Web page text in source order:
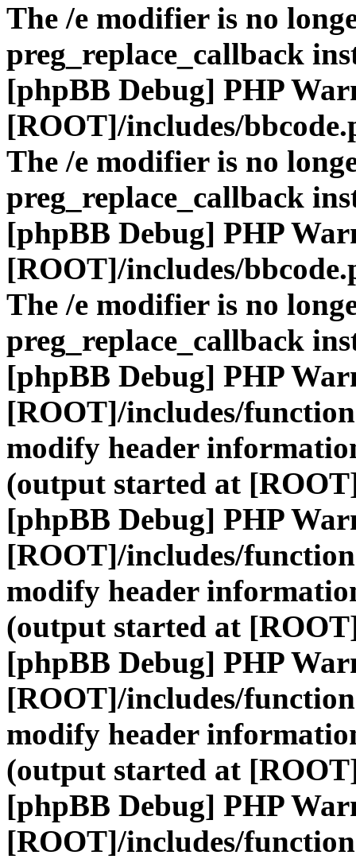
The /e modifier is no
preg_replace_callback
[phpBB Debug] PHP
[ROOT]/includes/
The /e modifier is no
preg_replace_callback
[phpBB Debug] PHP
[ROOT]/includes/
The /e modifier is no
preg_replace_callback
[phpBB Debug] PHP
[ROOT]/includes/
modify header
(output started at
[phpBB Debug] PHP
[ROOT]/includes/
modify header
(output started at
[phpBB Debug] PHP
[ROOT]/includes/
modify header
(output started at
[phpBB Debug] PHP
[ROOT]/includes/